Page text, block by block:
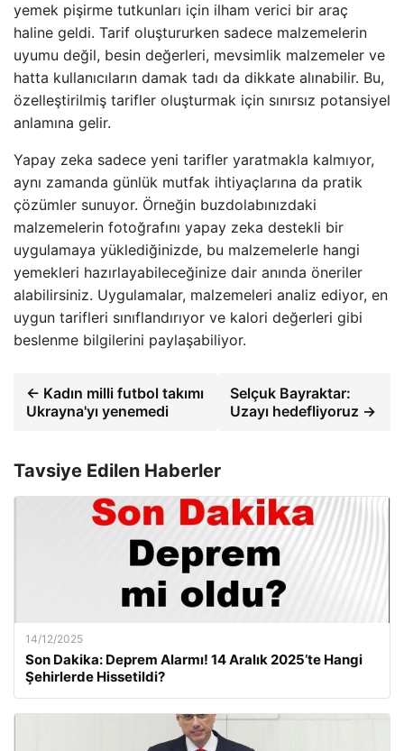
yemek pişirme tutkunları için ilham verici bir araç
haline geldi. Tarif oluştururken sadece malzemelerin
uyumu değil, besin değerleri, mevsimlik malzemeler ve
hatta kullanıcıların damak tadı da dikkate alınabilir. Bu,
özelleştirilmiş tarifler oluşturmak için sınırsız potansiyel
anlamına gelir.
Yapay zeka sadece yeni tarifler yaratmakla kalmıyor,
aynı zamanda günlük mutfak ihtiyaçlarına da pratik
çözümler sunuyor. Örneğin buzdolabınızdaki
malzemelerin fotoğrafını yapay zeka destekli bir
uygulamaya yüklediğinizde, bu malzemelerle hangi
yemekleri hazırlayabileceğinize dair anında öneriler
alabilirsiniz. Uygulamalar, malzemeleri analiz ediyor, en
uygun tarifleri sınıflandırıyor ve kalori değerleri gibi
beslenme bilgilerini paylaşabiliyor.
← Kadın milli futbol takımı
Ukrayna'yı yenemedi
Selçuk Bayraktar:
Uzayı hedefliyoruz →
Tavsiye Edilen Haberler
14/12/2025
Son Dakika: Deprem Alarmı! 14 Aralık 2025’te Hangi
Şehirlerde Hissetildi?